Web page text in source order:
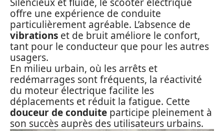
offre une expérience de conduite
particulièrement agréable. L’absence de
vibrations et de bruit améliore le confort,
tant pour le conducteur que pour les autres
usagers.
En milieu urbain, où les arrêts et
redémarrages sont fréquents, la réactivité
du moteur électrique facilite les
déplacements et réduit la fatigue. Cette
douceur de conduite participe pleinement à
son succès auprès des utilisateurs urbains.